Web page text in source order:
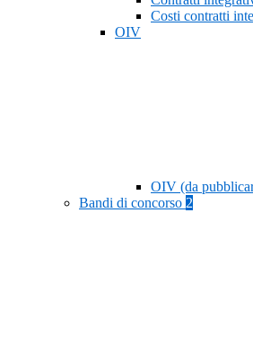
Costi contratti
OIV
OIV (da
Bandi di concorso 2